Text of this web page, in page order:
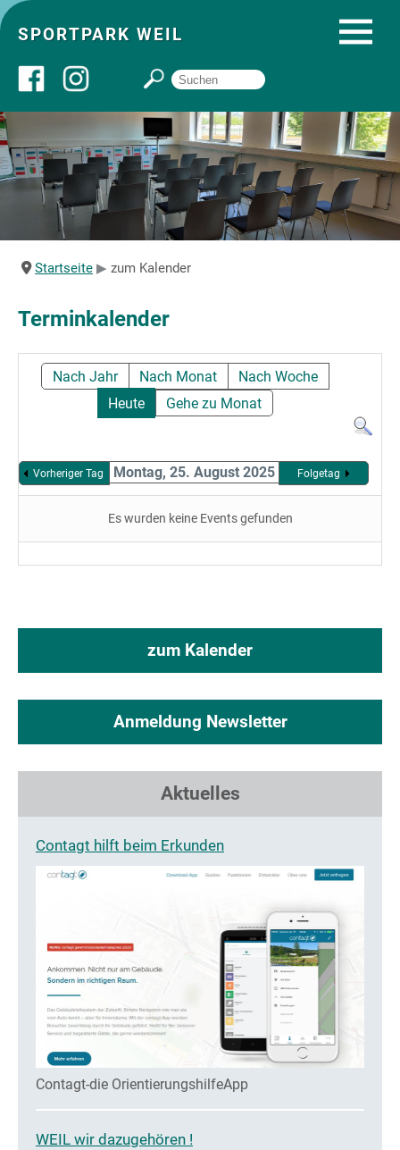
SPORTPARK WEIL
Über uns
Startseite
Angebote
Sportpark
Startseite zum Kalender
Terminkalender
Nach Jahr Nach Monat
Nach Woche
Heute
Gehe zu Monat
Vorheriger Tag Montag, 25. August 2025 Folgetag
Es wurden keine Events gefunden
zum Kalender
Anmeldung Newsletter
Aktuelles
Contagt hilft beim Erkunden
Contagt-die OrientierungshilfeApp
WEIL wir dazugehören !